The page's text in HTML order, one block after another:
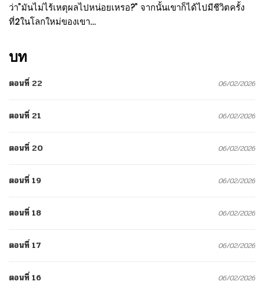
ว่า”มันไม่ไร้เหตุผลไปหน่อยเหรอ?” จากนั้นเขาก็ได้ไปมีชีวิตครั้ง
ที่2ในโลกใหม่ของเขา…
บท
ตอนที่ 22 06/02/2026
ตอนที่ 21 06/02/2026
ตอนที่ 20 06/02/2026
ตอนที่ 19 06/02/2026
ตอนที่ 18 06/02/2026
ตอนที่ 17 06/02/2026
ตอนที่ 16 06/02/2026